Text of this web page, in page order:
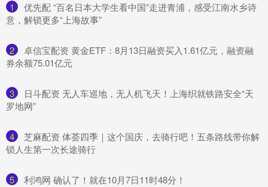
1
​优先配 “百名日本大学生看中国”走进青浦，感受江南水乡诗
意，解锁更多“上海故事”
2
​卓信宝配资 黄金ETF：8月13日融资买入1.61亿元，融资融
券余额75.01亿元
3
​日斗配资 无人车巡地，无人机飞天！上海织就铁路安全“天
罗地网”
4
​芝麻配资 体荟四季｜这个国庆，去骑行吧！五条路线带你解
锁人生第一次长途骑行
5 ​利鸿网 确认了！就在10月7日11时48分！